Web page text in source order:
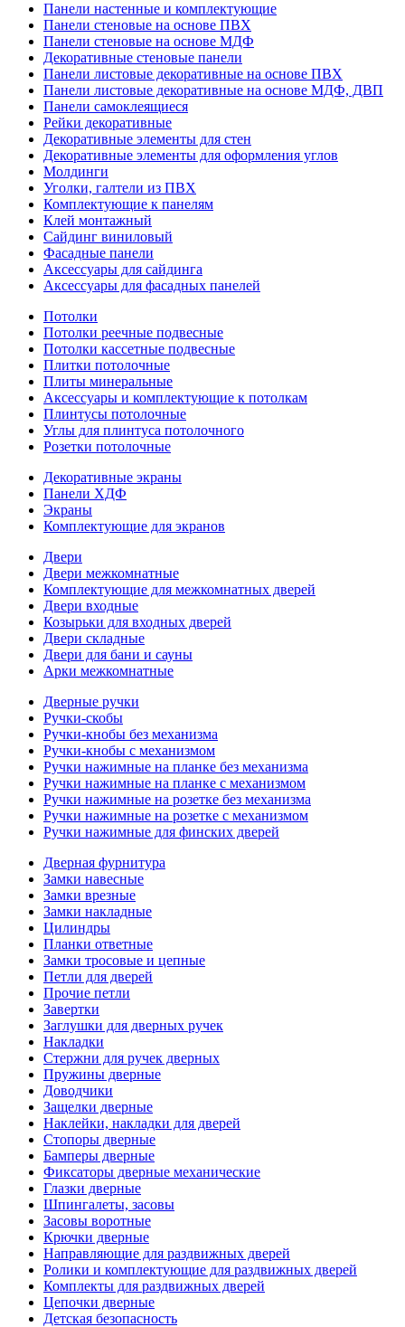
Панели настенные и комплектующие
Панели стеновые на основе ПВХ
Панели стеновые на основе МДФ
Декоративные стеновые панели
Панели листовые декоративные на основе ПВХ
Панели листовые декоративные на основе МДФ, ДВП
Панели самоклеящиеся
Рейки декоративные
Декоративные элементы для стен
Декоративные элементы для оформления углов
Молдинги
Уголки, галтели из ПВХ
Комплектующие к панелям
Клей монтажный
Сайдинг виниловый
Фасадные панели
Аксессуары для сайдинга
Аксессуары для фасадных панелей
Потолки
Потолки реечные подвесные
Потолки кассетные подвесные
Плитки потолочные
Плиты минеральные
Аксессуары и комплектующие к потолкам
Плинтусы потолочные
Углы для плинтуса потолочного
Розетки потолочные
Декоративные экраны
Панели ХДФ
Экраны
Комплектующие для экранов
Двери
Двери межкомнатные
Комплектующие для межкомнатных дверей
Двери входные
Козырьки для входных дверей
Двери складные
Двери для бани и сауны
Арки межкомнатные
Дверные ручки
Ручки-скобы
Ручки-кнобы без механизма
Ручки-кнобы с механизмом
Ручки нажимные на планке без механизма
Ручки нажимные на планке с механизмом
Ручки нажимные на розетке без механизма
Ручки нажимные на розетке с механизмом
Ручки нажимные для финских дверей
Дверная фурнитура
Замки навесные
Замки врезные
Замки накладные
Цилиндры
Планки ответные
Замки тросовые и цепные
Петли для дверей
Прочие петли
Завертки
Заглушки для дверных ручек
Накладки
Стержни для ручек дверных
Пружины дверные
Доводчики
Защелки дверные
Наклейки, накладки для дверей
Стопоры дверные
Бамперы дверные
Фиксаторы дверные механические
Глазки дверные
Шпингалеты, засовы
Засовы воротные
Крючки дверные
Направляющие для раздвижных дверей
Ролики и комплектующие для раздвижных дверей
Комплекты для раздвижных дверей
Цепочки дверные
Детская безопасность